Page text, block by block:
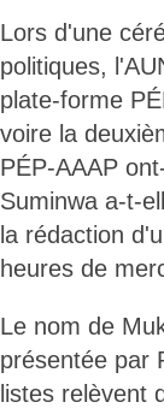
Lors d'une
politiques,
plate-forme
voire la
PÉP-AAAP
Suminwa a-t-
la rédaction
heures de
Le nom de
présentée par
listes relèvent